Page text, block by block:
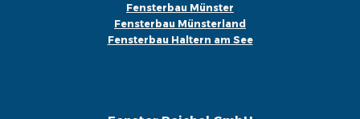
Fensterbau Münster
Fensterbau Münsterland
Fensterbau Haltern am See